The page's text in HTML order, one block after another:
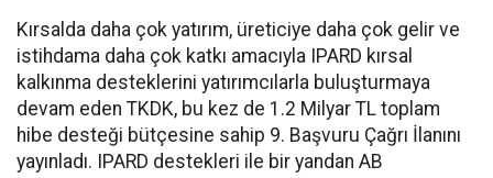
Kırsalda daha çok yatırım, üreticiye daha çok gelir ve
istihdama daha çok katkı amacıyla IPARD kırsal
kalkınma desteklerini yatırımcılarla buluşturmaya
devam eden TKDK, bu kez de 1.2 Milyar TL toplam
hibe desteği bütçesine sahip 9. Başvuru Çağrı İlanını
yayınladı. IPARD destekleri ile bir yandan AB